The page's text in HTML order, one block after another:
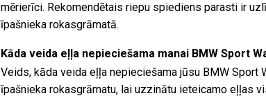
mērierīci. Rekomendētais riepu spiediens parasti ir
īpašnieka rokasgrāmatā.
Kāda veida eļļa nepieciešama manai BMW Sport
Veids, kāda veida eļļa nepieciešama jūsu BMW Sport
īpašnieka rokasgrāmatu, lai uzzinātu ieteicamo eļļas